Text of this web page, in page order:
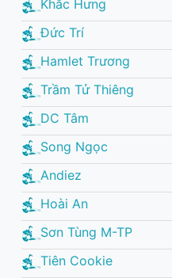
Khắc Hưng
Đức Trí
Hamlet Trương
Trầm Tử Thiêng
DC Tâm
Song Ngọc
Andiez
Hoài An
Sơn Tùng M-TP
Tiên Cookie